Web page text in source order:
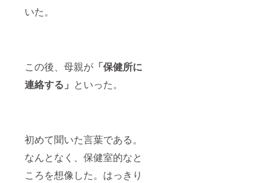
いた。
この後、母親が 「保健所に
連絡する」 といった。
初めて聞いた言葉である。
なんとなく、保健室的なと
ころを想像した。はっきり